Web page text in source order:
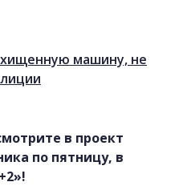
машину, не
в проект
по пятницу, в